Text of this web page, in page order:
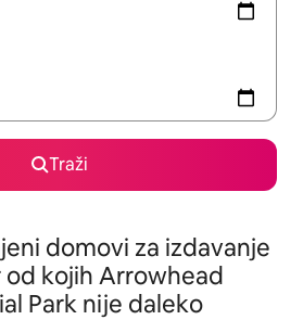
Traži
domovi za izdavanje
od kojih Arrowhead
Park nije daleko